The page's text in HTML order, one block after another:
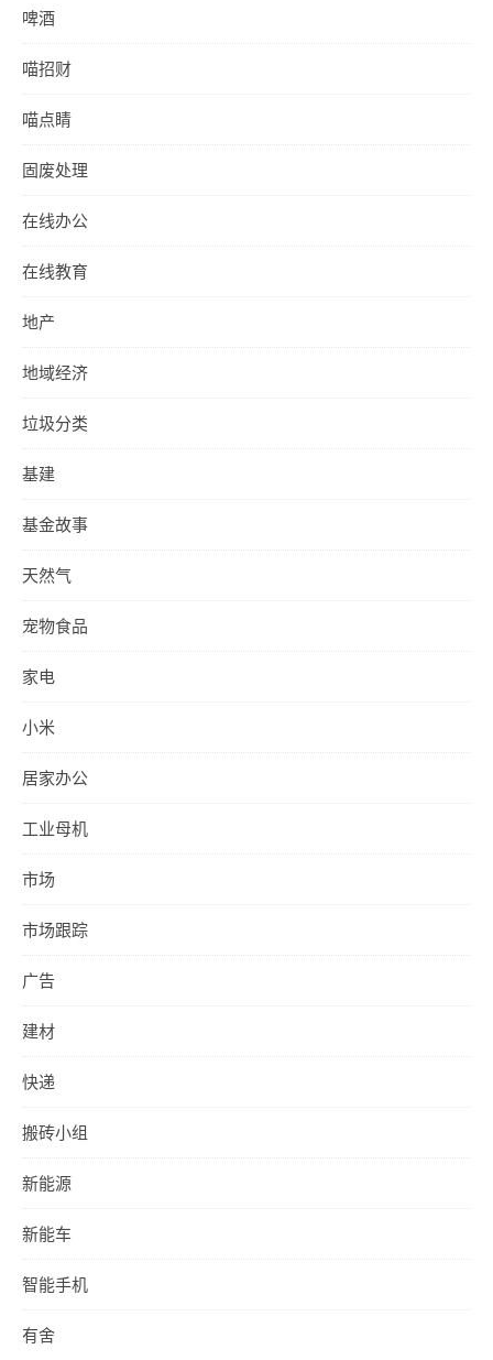
啤酒
喵招财
喵点睛
固废处理
在线办公
在线教育
地产
地域经济
垃圾分类
基建
基金故事
天然气
宠物食品
家电
小米
居家办公
工业母机
市场
市场跟踪
广告
建材
快递
搬砖小组
新能源
新能车
智能手机
有舍